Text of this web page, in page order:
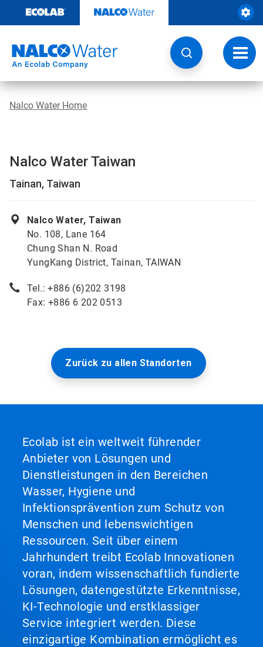
Inhalt
Nalco Water Home
Nalco Water Taiwan
Tainan, Taiwan
Nalco Water, Taiwan
No. 108, Lane 164
Chung Shan N. Road
YungKang District, Tainan, TAIWAN
Tel.: +886 (6)202 3198
Fax: +886 6 202 0513
Zurück zu allen Standorten
Ecolab ist ein weltweit führender
Anbieter von Lösungen und
Dienstleistungen in den Bereichen
Wasser, Hygiene und
Infektionsprävention zum Schutz von
Menschen und lebenswichtigen
Ressourcen. Seit über einem
Jahrhundert treibt Ecolab Innovationen
voran, indem wissenschaftlich fundierte
Lösungen, datengestützte Erkenntnisse,
KI-Technologie und erstklassiger
Service integriert werden. Diese
einzigartige Kombination ermöglicht es